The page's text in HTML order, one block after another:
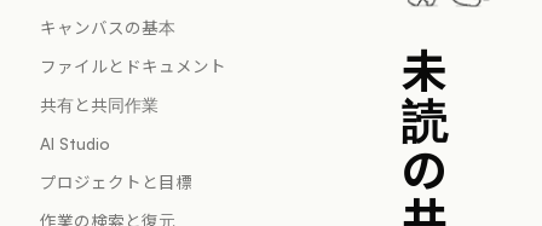
キャンバスの基本
ファイルとドキュメント
共有と共同作業
AI Studio
プロジェクトと目標
作業の検索と復元
未
読
の